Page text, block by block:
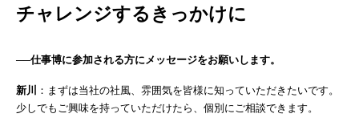
チャレンジするきっかけに
──仕事博に参加される方にメッセージをお願いします。
新川
：まずは当社の社風、雰囲気を皆様に知っていただきたいです。
少しでもご興味を持っていただけたら、個別にご相談できます。